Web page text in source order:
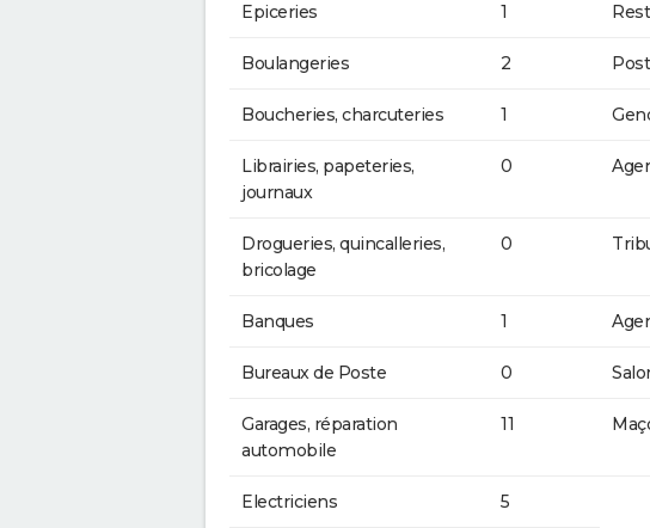
Epiceries 1
Boulangeries 2
Boucheries, charcuteries 1
Librairies, papeteries,
journaux
0
Drogueries, quincalleries,
bricolage
0
Banques 1
Bureaux de Poste 0
Garages, réparation
automobile
11
Electriciens 5